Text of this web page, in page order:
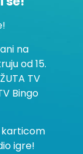
na
od 15.
TV
Bingo
karticom
igre!